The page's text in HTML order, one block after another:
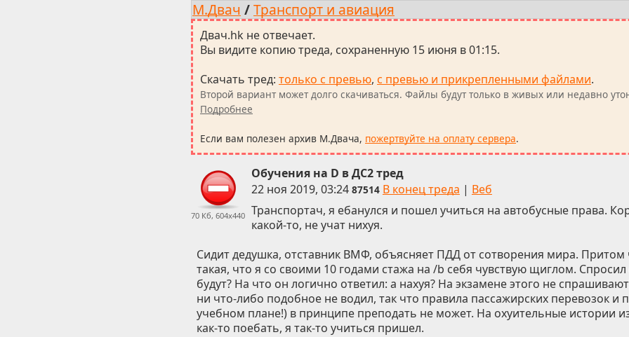
М.Двач /Транспорт и авиация
Двач.hk не отвечает.
Вы видите копию треда, сохраненную 15 июня в 01:15.
Скачать тред: только с превью, с превью и прикрепленными файлами.
Второй вариант может долго скачиваться. Файлы будут только в живых или недавно
Подробнее
Если вам полезен архив М.Двача, пожертвуйте на оплату сервера.
70 Кб, 604x440
Обучения на D в ДС2 тред
22 ноя 2019, 03:24 87514 В конец треда | Веб
Транспортач, я ебанулся и пошел учиться на автобусные права.
какой-то, не учат нихуя.
Сидит дедушка, отставник ВМФ, объясняет ПДД от сотворения мира. Притом
такая, что я со своими 10 годами стажа на /b себя чувствую щиглом. Спросил
будут? На что он логично ответил: а нахуя? На экзамене этого не
ни что-либо подобное не водил, так что правила пассажирских перевозок и
учебном плане!) в принципе преподать не может. На охуительные истории
как-то поебать, я так-то учиться пришел.